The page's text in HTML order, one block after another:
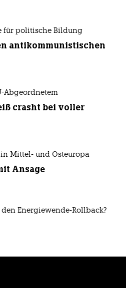
für politische Bildung
antikommunistischen
Abgeordnetem
crasht bei voller
Mittel- und Osteuropa
Ansage
Energiewende-Rollback?